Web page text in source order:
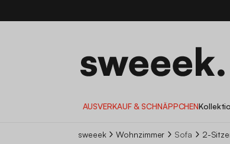
AUSVERKAUF & SCHNÄPPCHEN
sweeek Wohnzimmer Sofa 2-